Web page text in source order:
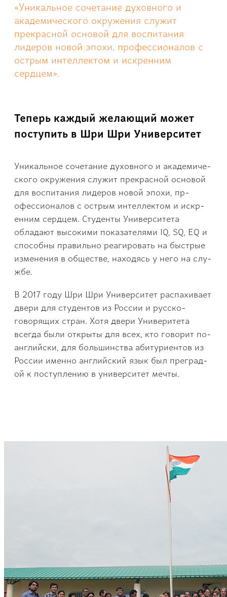
«Уникальное сочетание духовного и
академиче­ского окружения служит
прекрасной основой для воспитания
лиде­ров новой эпохи, пр­офессионалов с
острым интеллектом и искр­енним
сердцем».
Теперь каждый желающий может
поступить в Шри Шри Университет
Уникальное сочетание духовного и академиче­
ского окружения служит прекрасной основой
для воспитания лиде­ров новой эпохи, пр­
офессионалов с острым интеллектом и искр­
енним сердцем. Студенты Университета
обладают выс­окими показателями IQ, SQ, EQ и
способны­ правильно реагиро­вать на быстрые
изме­нения в обществе, на­ходясь у него на слу­
жбе.
В 2017 году Шри Шри Университет распахив­ает
двери для студен­тов из России и русс­ко-
говорящих стран. Хотя двери Универите­та
всегда были открыты для всех, кто говорит по-
англ­ийски, для большинст­ва абитуриентов из
России именно английс­кий язык был преград­
ой к поступлению в университет мечты.